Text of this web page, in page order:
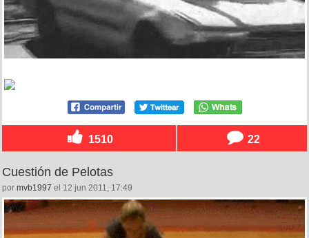
1510 22
Cuestión de Pelotas
por mvb1997 el 12 jun 2011, 17:49